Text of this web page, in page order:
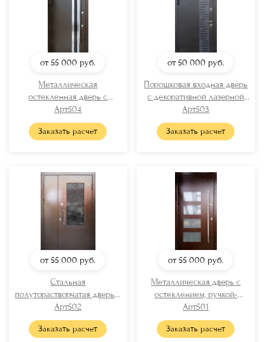
от 55 000 руб.
Металлическая
остекленная дверь с
полимерным окрашиванием
(вставки хром + длинная
ручка)
Арт504
Заказать расчет
от 50 000 руб.
Порошковая входная дверь
с декоративной лазерной
резкой
Арт503
Заказать расчет
от 55 000 руб.
Стальная
полуторастворчатая дверь с
порошковым напылением
(стекло + решетка)
Арт502
Заказать расчет
от 55 000 руб.
Металлическая дверь с
остеклением, ручкой-
рейлингом и порошковой
покраской «антик»
Арт501
Заказать расчет